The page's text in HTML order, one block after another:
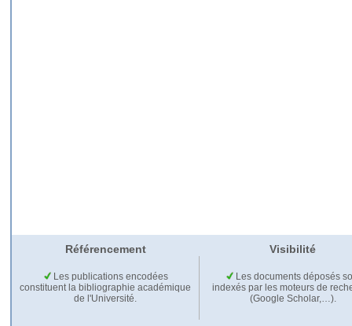
Référencement Visibilité
Les publications encodées
constituent la bibliographie académique
de l'Université.
Les documents déposés
indexés par les moteurs de
(Google Scholar,…).